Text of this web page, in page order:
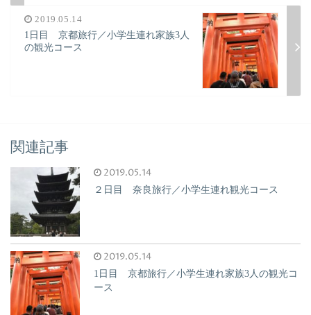
2019.05.14
1日目 京都旅行／小学生連れ家族3人
の観光コース
関連記事
2019.05.14
２日目 奈良旅行／小学生連れ観光コース
2019.05.14
1日目 京都旅行／小学生連れ家族3人の観光コ
ース